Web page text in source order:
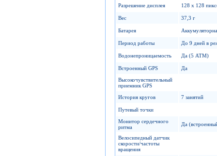
Разрешение дисплея 128 x 128
Вес 37,3 г
Батарея
Период работы До 9 дней в
Водонепроницаемость Да (5 ATM)
Встроенный GPS
Да
Высокочувствительный
приемник GPS
История кругов
7 занятий
Путевый точки
Монитор сердечного
ритма
Да
Велосипедный датчик
скорости/частоты
вращения